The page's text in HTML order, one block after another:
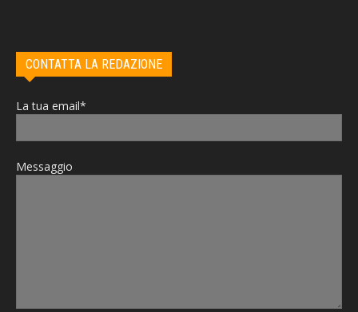
CONTATTA LA REDAZIONE
La tua email*
Messaggio